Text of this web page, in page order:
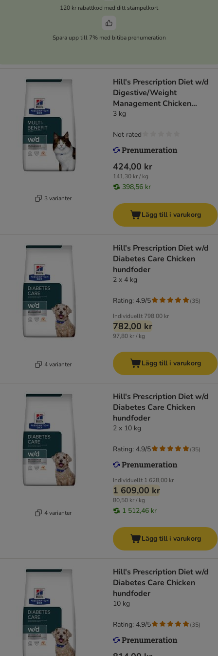
120 kr rabattkod med ditt stämpelkort
Spara upp till 7% med bitiba prenumeration
3 varianter
Hill's Prescription Diet w/d
Digestive/Weight
Management Chicken
kattfoder
3 kg
424,00 kr
141,30 kr / kg
398,56 kr
Not rated
Lägg till i varukorg
4 varianter
Hill's Prescription Diet w/d
Diabetes Care Chicken
hundfoder
2 x 4 kg
Individuellt 798,00 kr
782,00 kr
97,80 kr / kg
Rating: 4.9/5 (35)
Lägg till i varukorg
4 varianter
Hill's Prescription Diet w/d
Diabetes Care Chicken
hundfoder
2 x 10 kg
Individuellt 1 628,00 kr
1 609,00 kr
80,50 kr / kg
1 512,46 kr
Rating: 4.9/5 (35)
Lägg till i varukorg
Hill's Prescription Diet w/d
Diabetes Care Chicken
hundfoder
10 kg
Rating: 4.9/5 (35)